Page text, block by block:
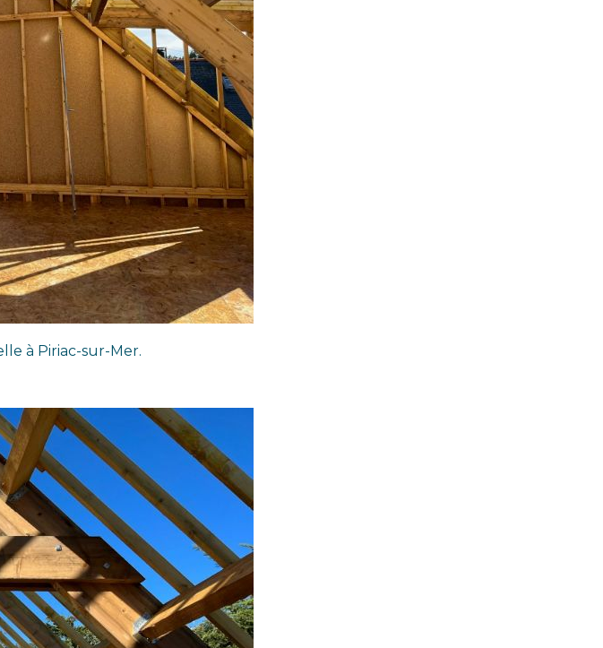
à Piriac-sur-Mer.